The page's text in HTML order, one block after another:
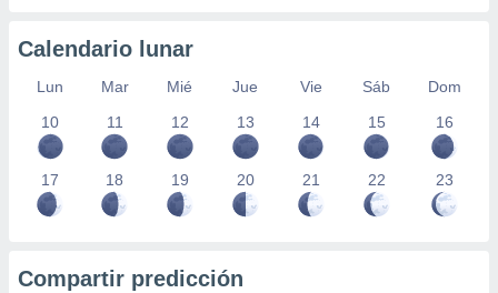
Calendario lunar
Lun Mar Mié Jue Vie Sáb
Dom
10
11 12 13 14 15 16
17 18 19 20 21 22 23
Compartir predicción